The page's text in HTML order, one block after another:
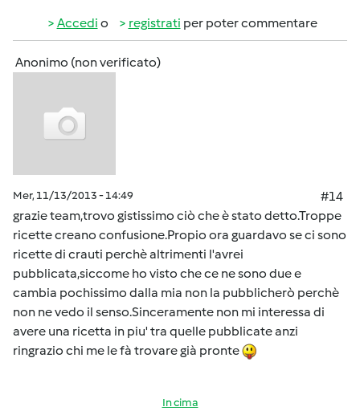
Accedi o registrati per poter commentare
Anonimo (non verificato)
Mer, 11/13/2013 - 14:49
#14
grazie team,trovo gistissimo ciò che è stato detto.Troppe
ricette creano confusione.Propio ora guardavo se ci sono
ricette di crauti perchè altrimenti l'avrei
pubblicata,siccome ho visto che ce ne sono due e
cambia pochissimo dalla mia non la pubblicherò perchè
non ne vedo il senso.Sinceramente non mi interessa di
avere una ricetta in piu' tra quelle pubblicate anzi
ringrazio chi me le fà trovare già pronte
In cima